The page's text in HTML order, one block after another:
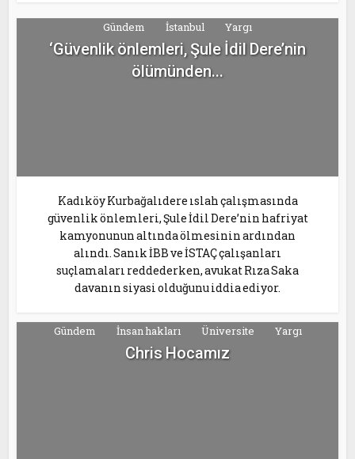
Gündem İstanbul Yargı
‘Güvenlik önlemleri, Şule İdil Dere’nin
ölümünden...
Kadıköy Kurbağalıdere ıslah çalışmasında
güvenlik önlemleri, Şule İdil Dere’nin hafriyat
kamyonunun altında ölmesinin ardından
alındı. Sanık İBB ve İSTAÇ çalışanları
suçlamaları reddederken, avukat Rıza Saka
davanın siyasi olduğunu iddia ediyor.
Gündem İnsan hakları Üniversite Yargı
Chris Hocamız